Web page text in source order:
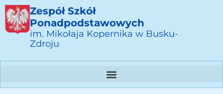
Zespół Szkół
Ponadpodstawowych
im. Mikołaja Kopernika w Busku-
Zdroju